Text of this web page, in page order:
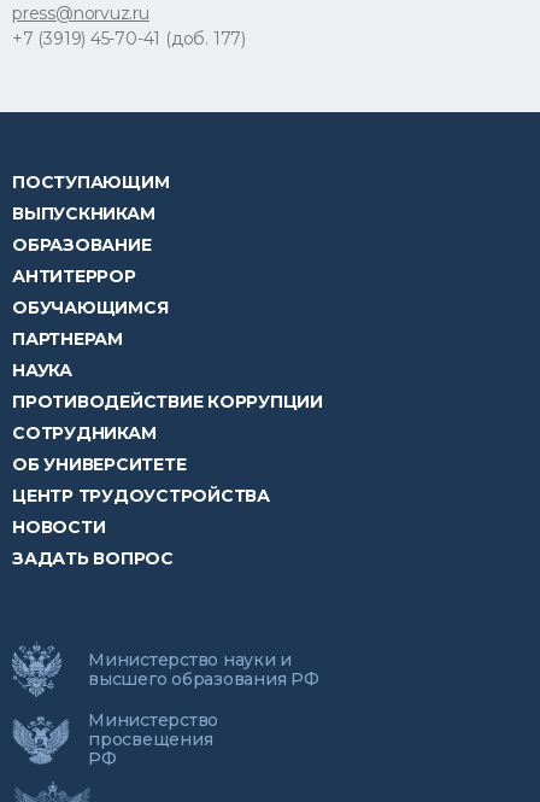
press@norvuz.ru
+7 (3919) 45-70-41 (доб. 177)
ПОСТУПАЮЩИМ
ВЫПУСКНИКАМ
ОБРАЗОВАНИЕ
АНТИТЕРРОР
ОБУЧАЮЩИМСЯ
ПАРТНЕРАМ
НАУКА
ПРОТИВОДЕЙСТВИЕ КОРРУПЦИИ
СОТРУДНИКАМ
ОБ УНИВЕРСИТЕТЕ
ЦЕНТР ТРУДОУСТРОЙСТВА
НОВОСТИ
ЗАДАТЬ ВОПРОС
Министерство науки и
высшего образования РФ
Министерство
просвещения
РФ